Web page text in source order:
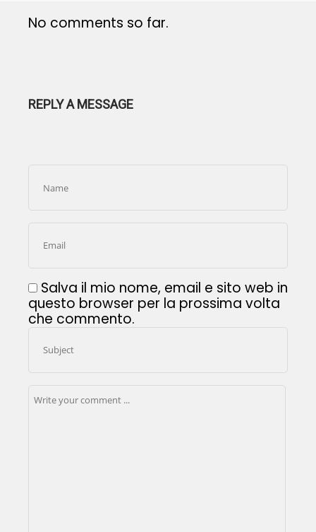
No comments so far.
REPLY A MESSAGE
Salva il mio nome, email e sito web in
questo browser per la prossima volta
che commento.